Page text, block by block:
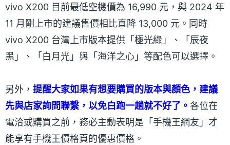
vivo X200 目前最低空機價為 16,990 元，與 2024 年
11 月剛上市的建議售價相比直降 13,000 元。同時
vivo X200 台灣上市版本提供「極光綠」、「辰夜
黑」、「白月光」與「海洋之心」等配色可以選擇。
另外， 提醒大家如果有想要購買的版本與顏色，建議
先與店家詢問聯繫，以免白跑一趟就不好了。 各位在
電洽或購買之前，務必主動表明是「手機王網友」才
能享有手機王價格頁的優惠價格。